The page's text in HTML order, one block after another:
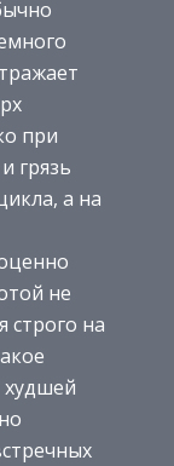
при
грязь
а на
не
строго на
худшей